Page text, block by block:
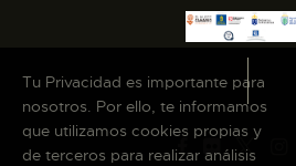
Tu Privacidad es importante para
nosotros. Por ello, te informamos
que utilizamos cookies propias y
de terceros para realizar análisis